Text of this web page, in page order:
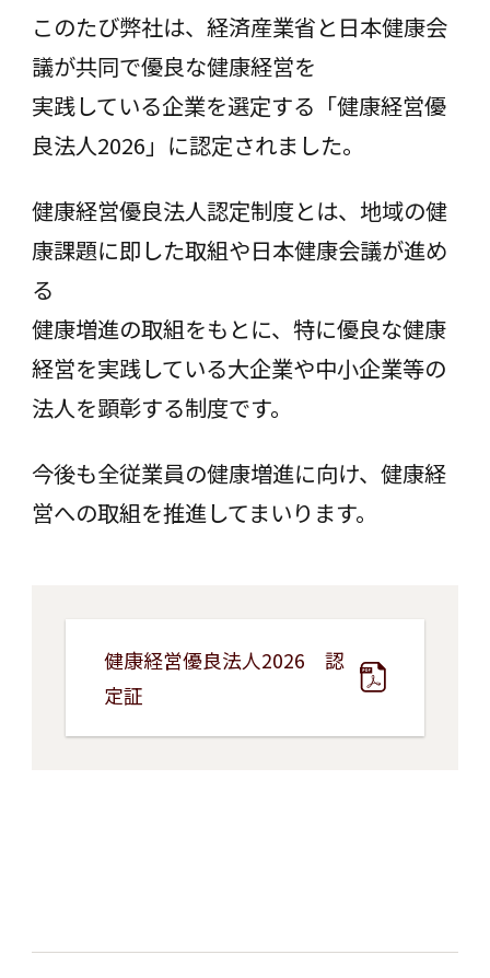
このたび弊社は、経済産業省と日本健康会
議が共同で優良な健康経営を
実践している企業を選定する「健康経営優
良法人2026」に認定されました。
健康経営優良法人認定制度とは、地域の健
康課題に即した取組や日本健康会議が進め
る
健康増進の取組をもとに、特に優良な健康
経営を実践している大企業や中小企業等の
法人を顕彰する制度です。
今後も全従業員の健康増進に向け、健康経
営への取組を推進してまいります。
健康経営優良法人2026 認
定証